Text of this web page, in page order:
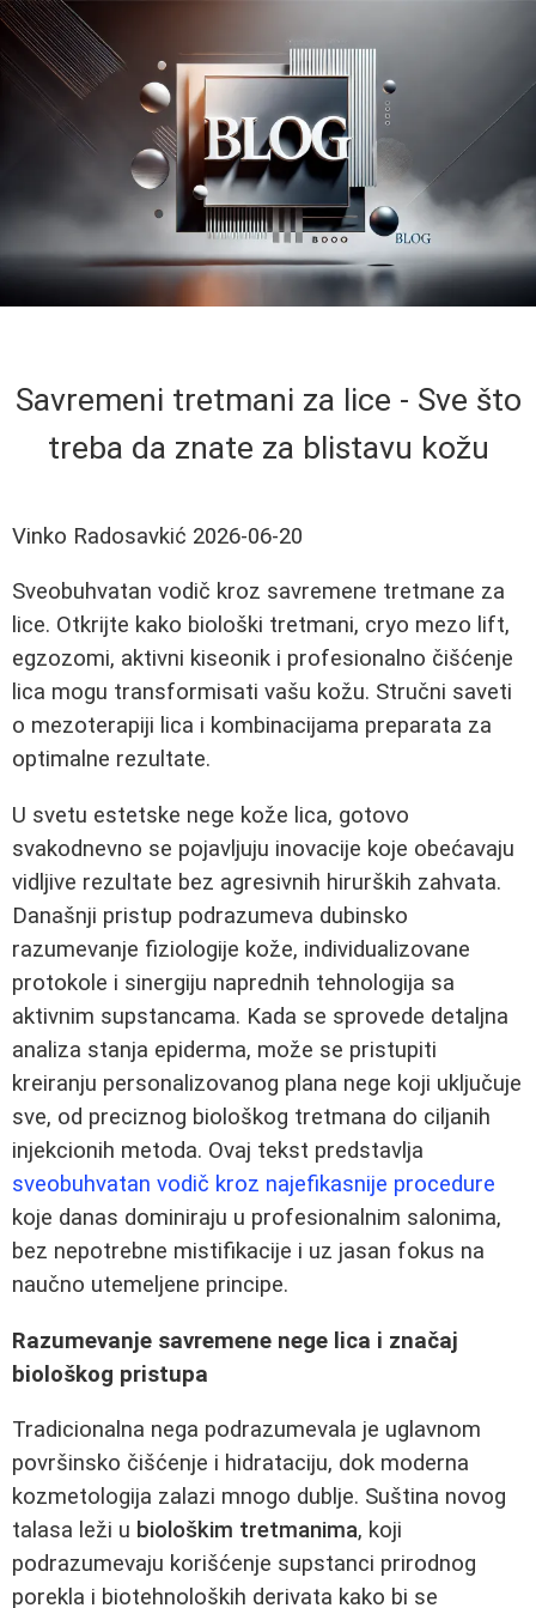
Savremeni tretmani za lice - Sve što
treba da znate za blistavu kožu
Vinko Radosavkić 2026-06-20
Sveobuhvatan vodič kroz savremene tretmane za
lice. Otkrijte kako biološki tretmani, cryo mezo lift,
egzozomi, aktivni kiseonik i profesionalno čišćenje
lica mogu transformisati vašu kožu. Stručni saveti
o mezoterapiji lica i kombinacijama preparata za
optimalne rezultate.
U svetu estetske nege kože lica, gotovo
svakodnevno se pojavljuju inovacije koje obećavaju
vidljive rezultate bez agresivnih hirurških zahvata.
Današnji pristup podrazumeva dubinsko
razumevanje fiziologije kože, individualizovane
protokole i sinergiju naprednih tehnologija sa
aktivnim supstancama. Kada se sprovede detaljna
analiza stanja epiderma, može se pristupiti
kreiranju personalizovanog plana nege koji uključuje
sve, od preciznog biološkog tretmana do ciljanih
injekcionih metoda. Ovaj tekst predstavlja
sveobuhvatan vodič kroz najefikasnije procedure
koje danas dominiraju u profesionalnim salonima,
bez nepotrebne mistifikacije i uz jasan fokus na
naučno utemeljene principe.
Razumevanje savremene nege lica i značaj
biološkog pristupa
Tradicionalna nega podrazumevala je uglavnom
površinsko čišćenje i hidrataciju, dok moderna
kozmetologija zalazi mnogo dublje. Suština novog
talasa leži u biološkim tretmanima, koji
podrazumevaju korišćenje supstanci prirodnog
porekla i biotehnoloških derivata kako bi se